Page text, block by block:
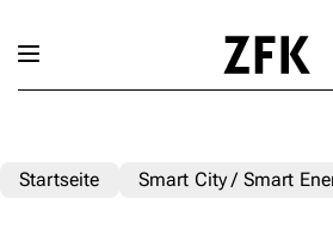
Startseite Smart City / Smart